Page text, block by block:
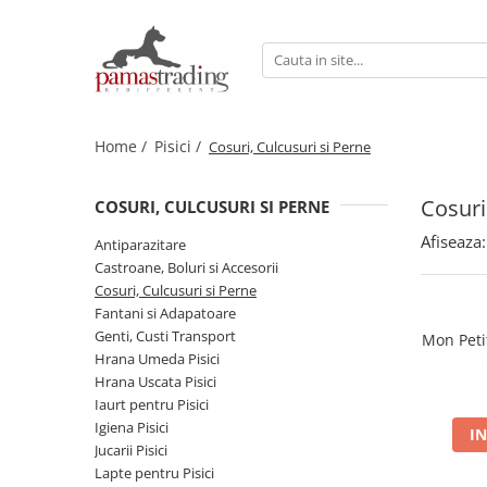
Taste of the Wild
Nature's Protection
Superior Care
Pro Science
Diamond Naturals
Hrana Umeda Caini
Taste of the Wild
Pro Science
Hrana Umeda Pisici
Nature's Protection
Home / Pisici / Cosuri, Culcusuri si Perne
COSURI, CULCUSURI SI PERNE
Antiparazitare
Castroane, Boluri si Accesorii
Cosuri, Culcusuri si Perne
Fantani si Adapatoare
Genti, Custi Transport
Hrana Umeda Pisici
Hrana Uscata Pisici
Iaurt pentru Pisici
Igiena Pisici
Jucarii Pisici
Lapte pentru Pisici
Afiseaza:
Mon